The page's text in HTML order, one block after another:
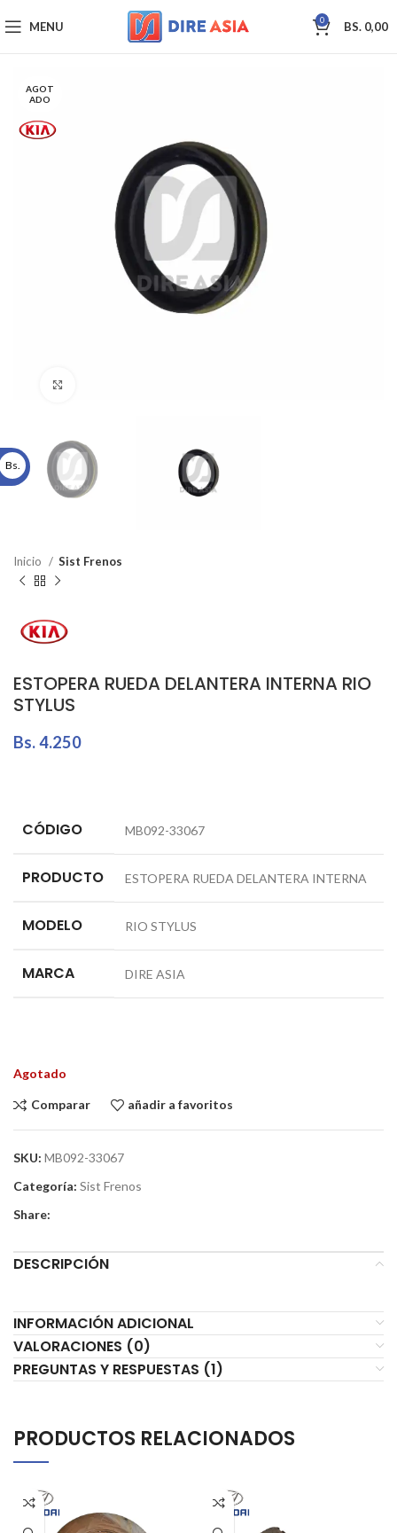
MENU 0 BS. 0,00
AGOT
ADO
Inicio Sist Frenos
ESTOPERA RUEDA DELANTERA INTERNA RIO
STYLUS
Bs.4.250
CÓDIGO MB092-33067
PRODUCTO ESTOPERA RUEDA DELANTERA INTERNA
MODELO RIO STYLUS
MARCA DIRE ASIA
Agotado
Comparar añadir a favoritos
SKU: MB092-33067
Categoría: Sist Frenos
Share:
DESCRIPCIÓN
INFORMACIÓN ADICIONAL
VALORACIONES (0)
PREGUNTAS Y RESPUESTAS (1)
PRODUCTOS RELACIONADOS
Bs.